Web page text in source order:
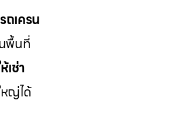
รถเครน
พื้นที่
เช่า
ญ่ได้